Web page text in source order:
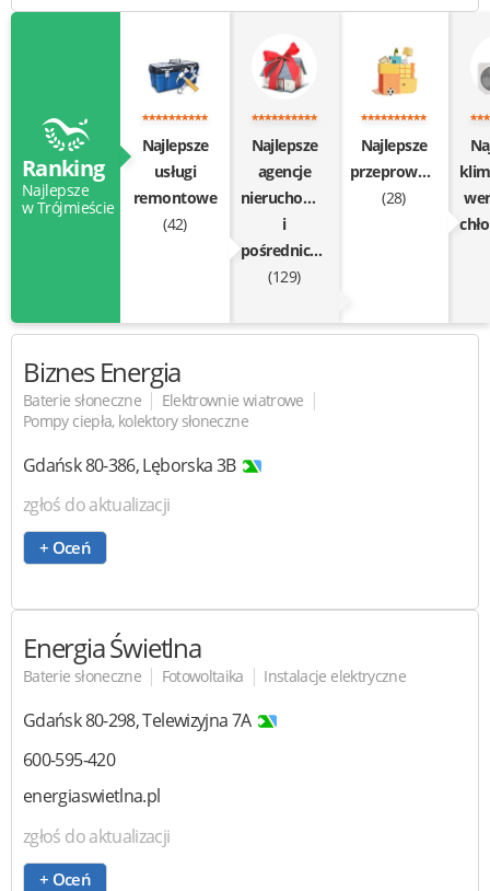
Ranking
Najlepsze
w Trójmieście
Najlepsze
usługi
remontowe
(42)
Najlepsze
agencje
nieruchomości
i
pośrednictwo
(129)
Najlepsze
przeprowadzki
(28)
Biznes Energia
Baterie słoneczne | Elektrownie wiatrowe |
Pompy ciepła, kolektory słoneczne
Gdańsk80-386,Lęborska 3B
zgłoś do aktualizacji
+ Oceń
Energia Świetlna
Baterie słoneczne | Fotowoltaika | Instalacje elektryczne
Gdańsk80-298,Telewizyjna 7A
600-595-420
energiaswietlna.pl
zgłoś do aktualizacji
+ Oceń